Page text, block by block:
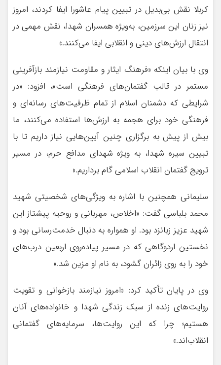
کربلا نقش بی‌بدیل در تبیین پیام عاشورا ایفا کردند، امروز
نیز زنان این سرزمین، به‌ویژه همسران شهدا، نقش مهمی در
انتقال ارزش‌های دینی و انقلابی ایفا می‌کنند.»
وی با بیان اینکه «فرهنگ ایثار و مقاومت نیازمند بازآفرینی
مستمر در قالب گفتمان‌های فرهنگی است»، افزود: «در
شرایطی که دشمنان اسلام از تمام ظرفیت‌های رسانه‌ای و
فرهنگی خود برای هجمه به ارزش‌ها استفاده می‌کنند، ما
بیش از پیش به برگزاری چنین آیین‌هایی نیاز داریم تا با
تبیین سیره شهدا، به ویژه شهدای مدافع حرم، در مسیر
ترویج گفتمان انقلاب اسلامی گام برداریم.»
سلیمانی همچنین با اشاره به ویژگی‌های شخصیتی شهید
محمد بلباسی گفت: «اخلاص، مهربانی و روحیه پیشتاز این
شهید عزیز زبانزد بود. او همواره به دنبال خدمت‌رسانی بود و
نخستین اردوگاهی که در مسیر پیاده‌روی اربعین درب‌های
خود را به روی زائران گشود، به نام او مزین شد.»
وی در پایان تأکید کرد: «امروز نیازمند بازخوانی و تقویت
روایت‌های زنده از سبک زندگی شهدا و خانواده‌های آنان
هستیم؛ چرا که این روایت‌ها، سرمایه‌های گفتمانی
انقلاب‌اند.»